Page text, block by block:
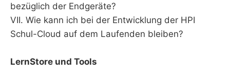
bezüglich der Endgeräte?
VII. Wie kann ich bei der Entwicklung der HPI
Schul-Cloud auf dem Laufenden bleiben?
LernStore und Tools